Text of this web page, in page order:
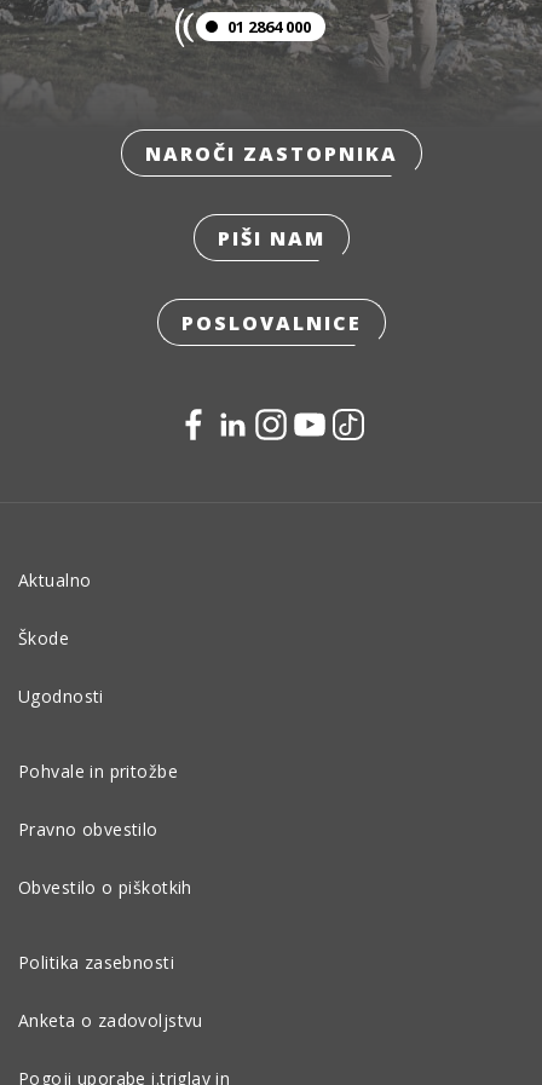
01 2864 000
NAROČI ZASTOPNIKA
PIŠI NAM
POSLOVALNICE
Aktualno
Škode
Ugodnosti
Pohvale in pritožbe
Pravno obvestilo
Obvestilo o piškotkih
Politika zasebnosti
Anketa o zadovoljstvu
Pogoji uporabe i.triglav in